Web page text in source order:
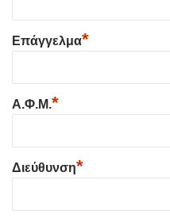
Επάγγελμα*
Α.Φ.Μ.*
Διεύθυνση*